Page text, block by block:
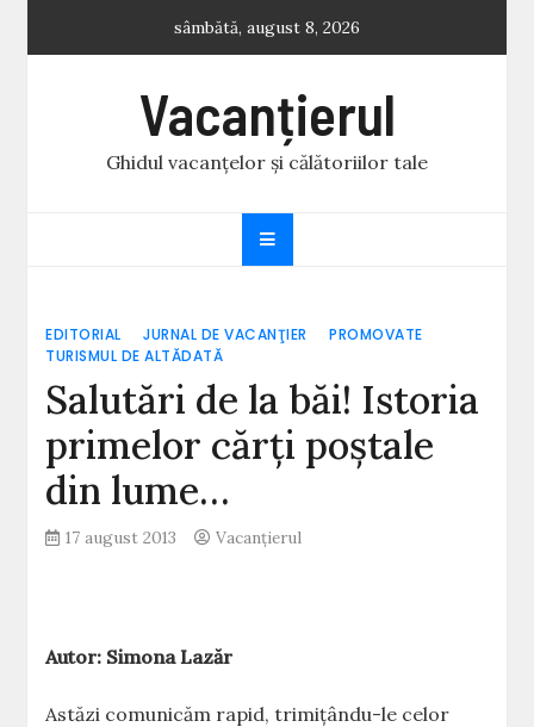
sâmbătă, august 8, 2026
Vacanțierul
Ghidul vacanțelor și călătoriilor tale
EDITORIAL JURNAL DE VACANŢIER
PROMOVATE
TURISMUL DE ALTĂDATĂ
Salutări de la băi! Istoria
primelor cărţi poştale
din lume…
17 august 2013 Vacanțierul
Autor: Simona Lazăr
Astăzi comunicăm rapid, trimiţându-le celor